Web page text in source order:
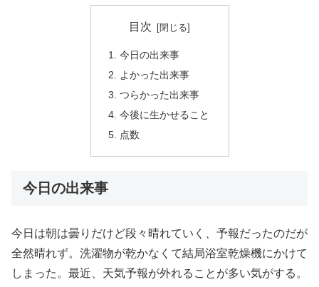
目次
今日の出来事
よかった出来事
つらかった出来事
今後に生かせること
点数
今日の出来事
今日は朝は曇りだけど段々晴れていく、予報だったのだが
全然晴れず。洗濯物が乾かなくて結局浴室乾燥機にかけて
しまった。最近、天気予報が外れることが多い気がする。